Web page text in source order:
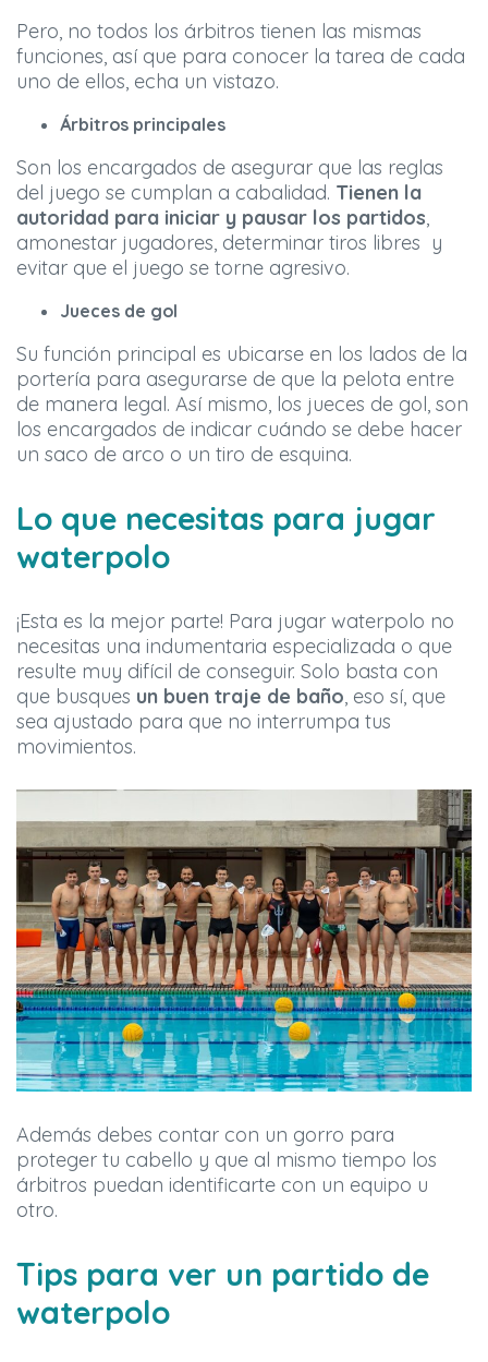
Pero, no todos los árbitros tienen las mismas
funciones, así que para conocer la tarea de cada
uno de ellos, echa un vistazo.
Árbitros principales
Son los encargados de asegurar que las reglas
del juego se cumplan a cabalidad. Tienen la
autoridad para iniciar y pausar los partidos,
amonestar jugadores, determinar tiros libres y
evitar que el juego se torne agresivo.
Jueces de gol
Su función principal es ubicarse en los lados de la
portería para asegurarse de que la pelota entre
de manera legal. Así mismo, los jueces de gol, son
los encargados de indicar cuándo se debe hacer
un saco de arco o un tiro de esquina.
Lo que necesitas para jugar
waterpolo
¡Esta es la mejor parte! Para jugar waterpolo no
necesitas una indumentaria especializada o que
resulte muy difícil de conseguir. Solo basta con
que busques un buen traje de baño, eso sí, que
sea ajustado para que no interrumpa tus
movimientos.
Además debes contar con un gorro para
proteger tu cabello y que al mismo tiempo los
árbitros puedan identificarte con un equipo u
otro.
Tips para ver un partido de
waterpolo